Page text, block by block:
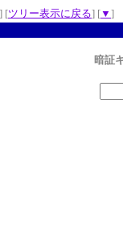
] [ツリー表示に戻る] [▼ ]
暗証